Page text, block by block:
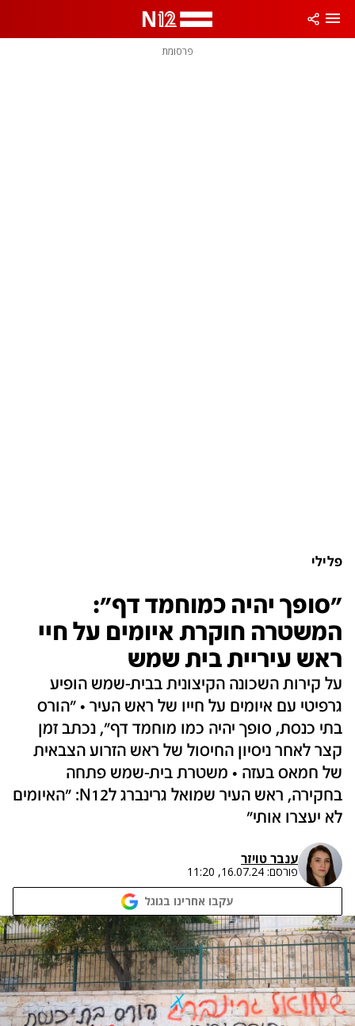
פרסומת
פלילי
"סופך יהיה כמוחמד דף":
המשטרה חוקרת איומים על חיי
ראש עיריית בית שמש
על קירות השכונה הקיצונית בבית-שמש הופיע
גרפיטי עם איומים על חייו של ראש העיר • "הורס
בתי כנסת, סופך יהיה כמו מוחמד דף", נכתב זמן
קצר לאחר ניסיון החיסול של ראש הזרוע הצבאית
של חמאס בעזה • משטרת בית-שמש פתחה
בחקירה, ראש העיר שמואל גרינברג לN12: "האיומים
לא יעצרו אותי"
ענבר טויזר
פורסם: 16.07.24, 11:20
עקבו אחרינו בגוגל